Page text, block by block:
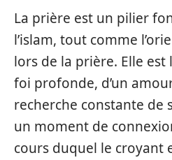
La prière est un pilier
l’islam, tout comme
lors de la prière. Elle est
foi profonde, d’un
recherche constante de
un moment de
cours duquel le croyant